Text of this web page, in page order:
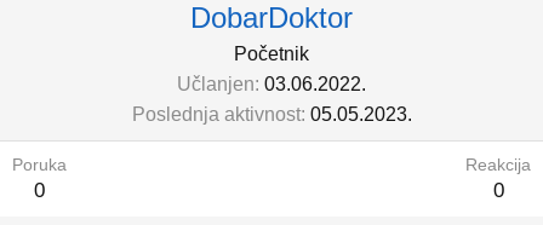
DobarDoktor
Početnik
Učlanjen 03.06.2022.
Poslednja aktivnost 05.05.2023.
Poruka
0
Reakcija
0